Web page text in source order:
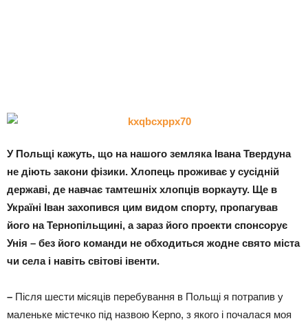
У Польщі кажуть, що на нашого земляка Івана Твердуна
не діють закони фізики. Хлопець проживає у сусідній
державі, де навчає тамтешніх хлопців воркауту. Ще в
Україні Іван захопився цим видом спорту, пропагував
його на Тернопільщині, а зараз його проекти спонсорує
Унія – без його команди не обходиться жодне свято міста
чи села і навіть світові івенти.
– Після шести місяців перебування в Польщі я потрапив у
маленьке містечко під назвою Kepno, з якого і почалася моя